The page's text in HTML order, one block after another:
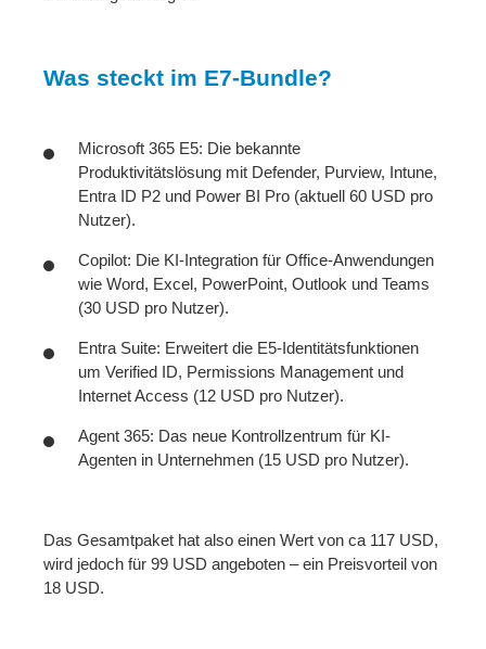
Was steckt im E7-Bundle?
Microsoft 365 E5: Die bekannte
Produktivitätslösung mit Defender, Purview, Intune,
Entra ID P2 und Power BI Pro (aktuell 60 USD pro
Nutzer).
Copilot: Die KI-Integration für Office-Anwendungen
wie Word, Excel, PowerPoint, Outlook und Teams
(30 USD pro Nutzer).
Entra Suite: Erweitert die E5-Identitätsfunktionen
um Verified ID, Permissions Management und
Internet Access (12 USD pro Nutzer).
Agent 365: Das neue Kontrollzentrum für KI-
Agenten in Unternehmen (15 USD pro Nutzer).
Das Gesamtpaket hat also einen Wert von ca 117 USD,
wird jedoch für 99 USD angeboten – ein Preisvorteil von
18 USD.